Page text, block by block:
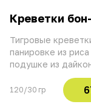
Креветки
Тигровые
панировке из риса
подушке из
украшаются
Подаем с
соусом карри
120/30 гр